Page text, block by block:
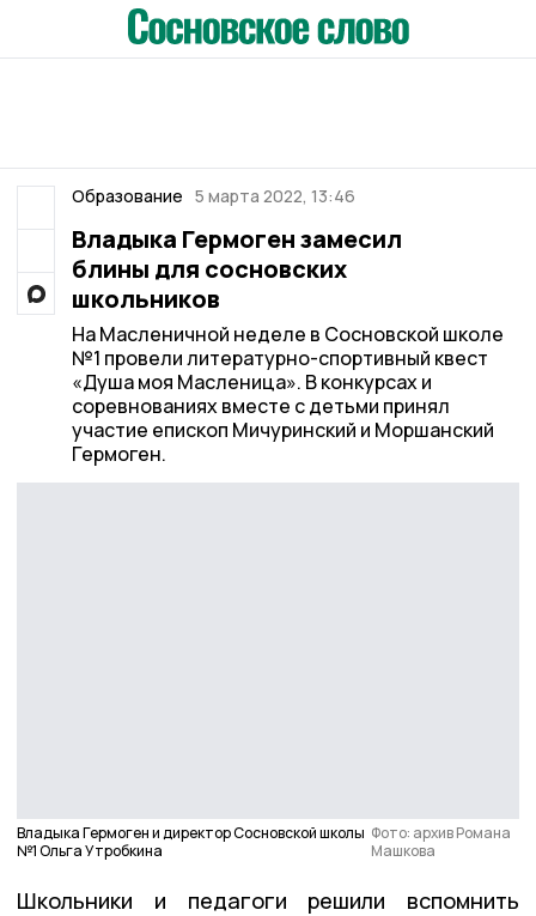
Образование 5 марта 2022, 13:46
Владыка Гермоген замесил
блины для сосновских
школьников
На Масленичной неделе в Сосновской школе
№1 провели литературно-спортивный квест
«Душа моя Масленица». В конкурсах и
соревнованиях вместе с детьми принял
участие епископ Мичуринский и Моршанский
Гермоген.
Владыка Гермоген и директор Сосновской школы
№1 Ольга Утробкина
Фото: архив Романа
Машкова
Школьники и педагоги решили вспомнить